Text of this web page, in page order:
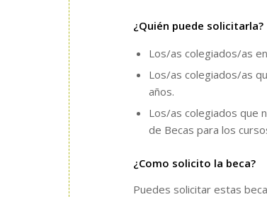
¿Quién puede solicitarla?
Los/as colegiados/as
Los/as colegiados/as
años.
Los/as colegiados que
de Becas para los
¿Como solicito la beca?
Puedes solicitar estas